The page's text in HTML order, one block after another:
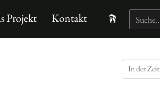
Projekt Kontakt